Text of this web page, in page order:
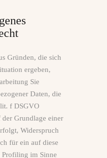
Gründen, die sich
ergeben,
Sie
Daten, die
f DSGVO
Grundlage einer
Widerspruch
für ein auf diese
Profiling im Sinne